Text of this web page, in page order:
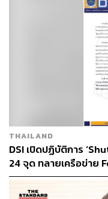
THAILAND
DSI เปิดปฏิบัติการ
24 จุด ทลายเครือข่าย
คนบันเทิง